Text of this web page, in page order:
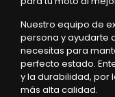
Nuestro equipo de
persona y ayudarte
necesitas para
perfecto estado.
y la durabilidad, por
más alta calidad.